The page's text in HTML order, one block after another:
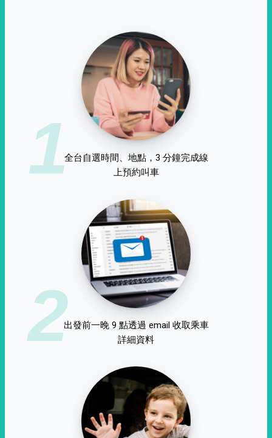
1全台自選時間、地點，3 分鐘完成線
上預約叫車
2出發前一晚 9 點透過 email 收取乘車
詳細資料